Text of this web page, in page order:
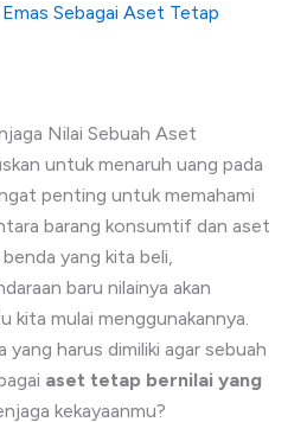
Sebagai Aset Tetap
Nilai Sebuah Aset
untuk menaruh uang pada
penting untuk memahami
barang konsumtif dan aset
yang kita beli,
baru nilainya akan
kita mulai menggunakannya.
yang harus dimiliki agar sebuah
aset tetap bernilai yang
kekayaanmu?